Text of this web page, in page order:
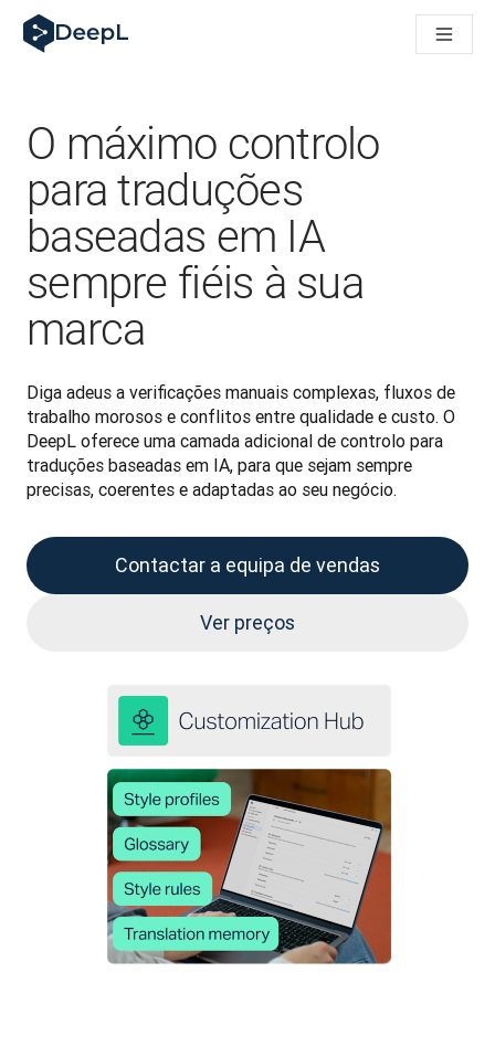
DeepL para agentes de IA
Translation Flow do DeepL: Novos fluxos de trabalho
Desvendando a confiança na IA linguística empresarial. Em
Desenvolvimento da Avaliação da Qualidade de Tradução no
De tradução de texto a plataforma de voz em tempo real
Building an instantly accessible voice demo with DeepL
O máximo controlo
para traduções
baseadas em IA
sempre fiéis à sua
marca
Diga adeus a verificações manuais complexas, fluxos de
trabalho morosos e conflitos entre qualidade e custo. O
DeepL oferece uma camada adicional de controlo para
traduções baseadas em IA, para que sejam sempre
precisas, coerentes e adaptadas ao seu negócio.
Contactar a equipa de vendas
Ver preços